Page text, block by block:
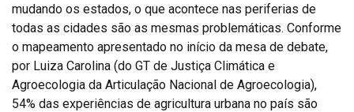
mudando os estados, o que acontece nas periferias de
todas as cidades são as mesmas problemáticas. Conforme
o mapeamento apresentado no início da mesa de debate,
por Luiza Carolina (do GT de Justiça Climática e
Agroecologia da Articulação Nacional de Agroecologia),
54% das experiências de agricultura urbana no país são